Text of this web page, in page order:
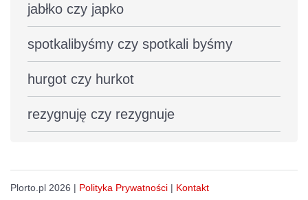
jabłko czy japko
spotkalibyśmy czy spotkali byśmy
hurgot czy hurkot
rezygnuję czy rezygnuje
Plorto.pl 2026 | Polityka Prywatności | Kontakt